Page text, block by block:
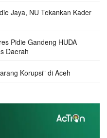
Jaya, NU Tekankan Kader
Pidie Gandeng HUDA
Daerah
Korupsi” di Aceh